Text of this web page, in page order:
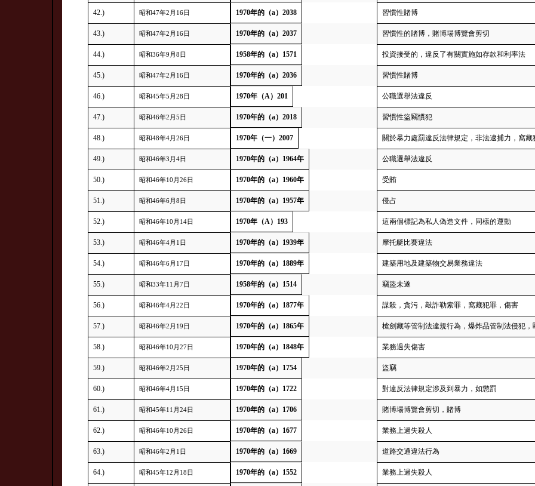
42.) 昭和47年2月16日 1970年的（a）2038 習慣性賭博
43.) 昭和47年2月16日 1970年的（a）2037 習慣性的賭博，賭博場博覽會剪切
44.) 昭和36年9月8日 1958年的（a）1571 投資接受的，違反了有關實施如存款和利率法
45.) 昭和47年2月16日 1970年的（a）2036 習慣性賭博
46.) 昭和45年5月28日 1970年（A）201 公職選舉法違反
47.) 昭和46年2月5日 1970年的（a）2018 習慣性盜竊慣犯
48.) 昭和48年4月26日 1970年（一）2007 關於暴力處罰違反法律規定，非法逮捕力，窩藏
49.) 昭和46年3月4日 1970年的（a）1964年 公職選舉法違反
50.) 昭和46年10月26日 1970年的（a）1960年 受賄
51.) 昭和46年6月8日 1970年的（a）1957年 侵占
52.) 昭和46年10月14日 1970年（A）193 這兩個標記為私人偽造文件，同樣的運動
53.) 昭和46年4月1日 1970年的（a）1939年 摩托艇比賽違法
54.) 昭和46年6月17日 1970年的（a）1889年 建築用地及建築物交易業務違法
55.) 昭和33年11月7日 1958年的（a）1514 竊盜未遂
56.) 昭和46年4月22日 1970年的（a）1877年 謀殺，貪污，敲詐勒索罪，窩藏犯罪，傷害
57.) 昭和46年2月19日 1970年的（a）1865年 槍劍藏等管制法違規行為，爆炸品管制法侵犯，
58.) 昭和46年10月27日 1970年的（a）1848年 業務過失傷害
59.) 昭和46年2月25日 1970年的（a）1754 盜竊
60.) 昭和46年4月15日 1970年的（a）1722 對違反法律規定涉及到暴力，如懲罰
61.) 昭和45年11月24日 1970年的（a）1706 賭博場博覽會剪切，賭博
62.) 昭和46年10月26日 1970年的（a）1677 業務上過失殺人
63.) 昭和46年2月1日 1970年的（a）1669 道路交通違法行為
64.) 昭和45年12月18日 1970年的（a）1552 業務上過失殺人